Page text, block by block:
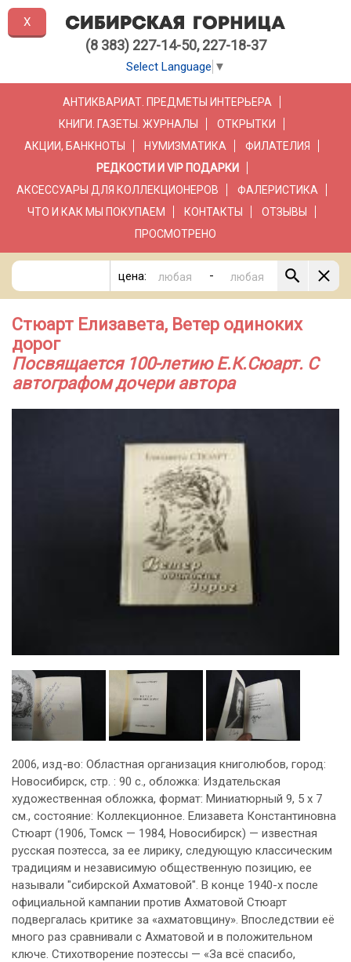
(8 383) 227-14-50, 227-18-37
Select Language ▼
АНТИКВАРИАТ. ПРЕДМЕТЫ ИНТЕРЬЕРА
КНИГИ. ГАЗЕТЫ. ЖУРНАЛЫ
ОТКРЫТКИ
АКЦИИ, БАНКНОТЫ
НУМИЗМАТИКА
ФИЛАТЕЛИЯ
РЕДКОСТИ И VIP ПОДАРКИ
АКСЕССУАРЫ ДЛЯ КОЛЛЕКЦИОНЕРОВ
ФАЛЕРИСТИКА
ЧТО И КАК МЫ ПОКУПАЕМ
КОНТАКТЫ
ОТЗЫВЫ
ПРОСМОТРЕНО
цена: -
Стюарт Елизавета, Ветер одиноких
дорог
Посвящается 100-летию Е.К.Сюарт. С
автографом дочери автора
2006, изд-во: Областная организация книголюбов, город:
Новосибирск, стр. : 90 с., обложка: Издательская
художественная обложка, формат: Миниатюрный 9, 5 х 7
см., состояние: Коллекционное. Елизавета Константиновна
Стюарт (1906, Томск — 1984, Новосибирск) — известная
русская поэтесса, за ее лирику, следующую классическим
традициям и независимую общественную позицию, ее
называли "сибирской Ахматовой". В конце 1940-х после
официальной кампании против Ахматовой Стюарт
подвергалась критике за «ахматовщину». Впоследствии её
много раз сравнивали с Ахматовой и в положительном
ключе. Стихотворение поэтессы — «За всё спасибо,
X